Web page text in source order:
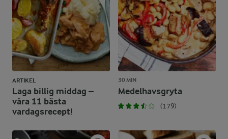
ARTIKEL
Laga billig middag –
våra 11 bästa
vardagsrecept!
30 MIN
Medelhavsgryta
(179)